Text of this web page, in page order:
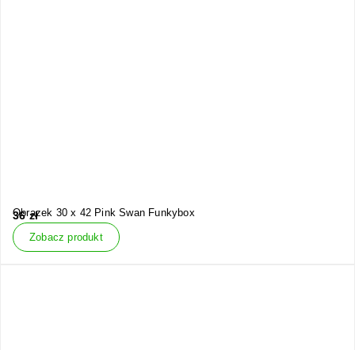
Obrazek 30 x 42 Pink Swan Funkybox
36zł
Zobacz produkt